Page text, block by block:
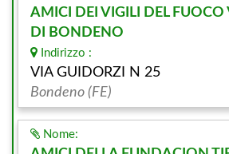
AMICI DEI VIGILI DEL FUOCO
DI BONDENO
Indirizzo :
VIA GUIDORZI N 25
Bondeno (FE)
Nome: